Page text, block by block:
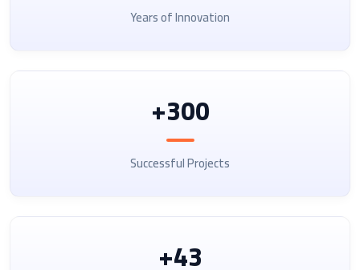
Years of Innovation
300+
Successful Projects
43+